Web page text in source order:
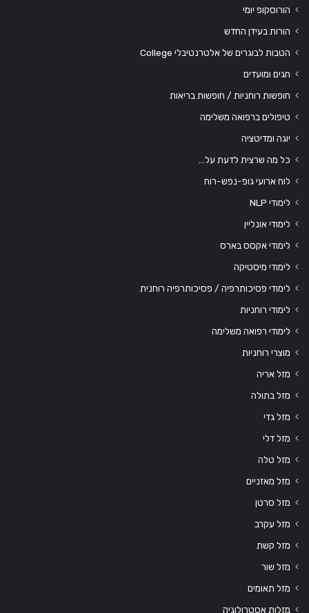
הורוסקופ יומי
הורות בעידן החדש
הטבות לבוגרים של אלטרנטיבלי College
חגים ומועדים
חופשות רוחניות / חופשות בריאות
טיפולים ברפואה משלימה
יוגה ומדיטציה
כל מה שרצית לדעת על…
לוח ארועי גופ-נפש-רוח
לימודי NLP
לימודי אונליין
לימודי אקסס בארס
לימודי מיסטיקה
לימודי פסיכותרפיה / פסיכותרפיה רוחנית
לימודי רוחניות
לימודי רפואה משלימה
מוצרי רוחניות
מזל אריה
מזל בתולה
מזל גדי
מזל דלי
מזל טלה
מזל מאזניים
מזל סרטן
מזל עקרב
מזל קשת
מזל שור
מזל תאומים
מזלות אסטרולוגיה